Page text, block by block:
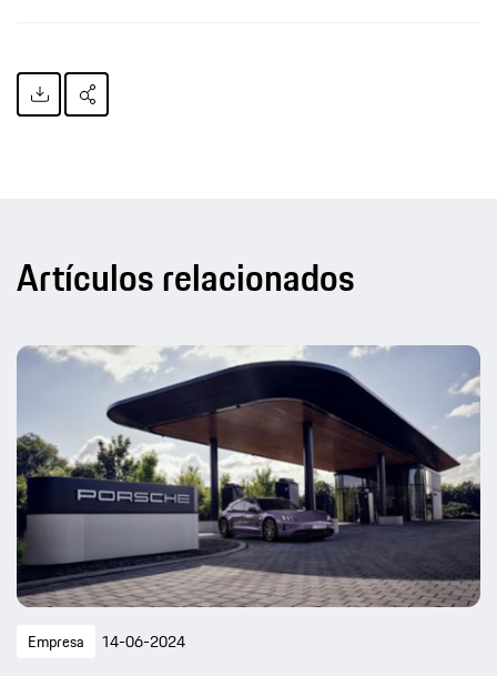
Artículos relacionados
Empresa 14-06-2024